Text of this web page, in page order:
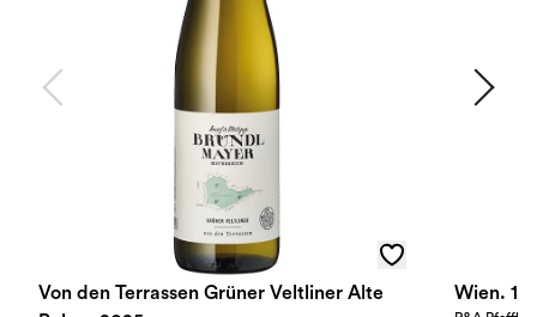
Von den Terrassen Grüner Veltliner Alte
Wien. 1